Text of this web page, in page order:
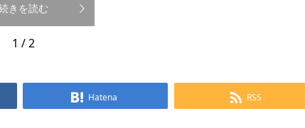
きを読む
1 / 2
Hatena RSS